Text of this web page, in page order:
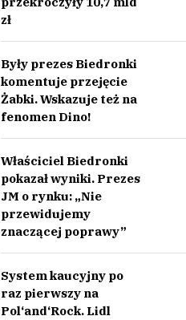
zł
Były prezes Biedronki
komentuje przejęcie
Żabki. Wskazuje też na
fenomen Dino!
Właściciel Biedronki
pokazał wyniki. Prezes
JM o rynku: „Nie
przewidujemy
znaczącej poprawy”
System kaucyjny po
raz pierwszy na
Pol‘and‘Rock. Lidl